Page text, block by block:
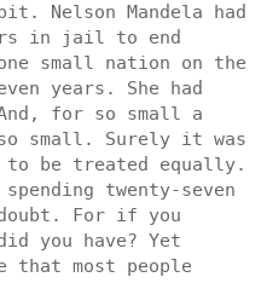
Nelson Mandela had
in jail to end
small nation on the
years. She had
for so small a
small. Surely it was
to be treated equally.
twenty-seven
For if you
you have? Yet
that most people